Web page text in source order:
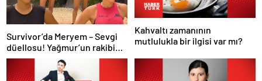
Survivor’da Meryem – Sevgi
düellosu! Yağmur’un rakibi
belli oldu
Kahvaltı zamanının
mutlulukla bir ilgisi var mı?